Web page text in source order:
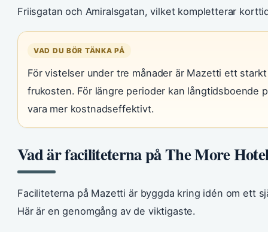
Friisgatan och Amiralsgatan, vilket kompletterar
VAD DU BÖR TÄNKA PÅ
För vistelser under tre månader är Mazetti ett
frukosten. För längre perioder kan långtidsboende
vara mer kostnadseffektivt.
Vad är faciliteterna på The More
Faciliteterna på Mazetti är byggda kring idén om ett
Här är en genomgång av de viktigaste.